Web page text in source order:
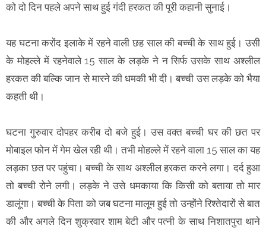
को दो दिन पहले अपने साथ हुई गंदी हरकत की पूरी कहानी सुनाई।
यह घटना करोंद इलाके में रहने वाली छह साल की बच्ची के साथ हुई। उसी
के मोहल्ले में रहनेवाले 15 साल के लड़के ने न सिर्फ उसके साथ अश्लील
हरकत की बल्कि जान से मारने की धमकी भी दी। बच्ची उस लड़के को भैया
कहती थी।
घटना गुरुवार दोपहर करीब दो बजे हुई। उस वक्त बच्ची घर की छत पर
मोबाइल फोन में गेम खेल रही थी। तभी मोहल्ले में रहने वाला 15 साल का यह
लड़का छत पर पहुंचा। बच्ची के साथ अश्लील हरकत करने लगा। दर्द हुआ
तो बच्ची रोने लगी। लड़के ने उसे धमकाया कि किसी को बताया तो मार
डालूंगा। बच्ची के पिता को जब घटना मालूम हुई तो उन्होंने रिश्तेदारों से बात
की और अगले दिन शुक्रवार शाम बेटी और पत्नी के साथ निशातपुरा थाने